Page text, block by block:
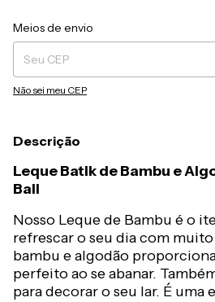
Entregas para o CEP:
Meios de envio
Não sei meu CEP
Descrição
Leque Batik de Bambu e
Bali
Nosso Leque de Bambu é o
refrescar o seu dia com
bambu e algodão
perfeito ao se abanar.
para decorar o seu lar. É uma